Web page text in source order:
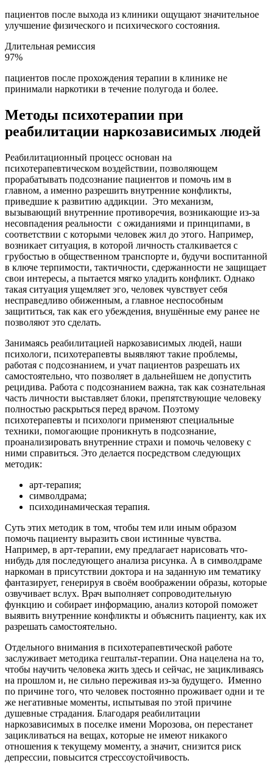
пациентов после выхода из клиники ощущают значительное
улучшение физического и психического состояния.
Длительная ремиссия
97%
пациентов после прохождения терапии в клинике не
принимали наркотики в течение полугода и более.
Методы психотерапии при
реабилитации наркозависимых людей
Реабилитационный процесс основан на
психотерапевтическом воздействии, позволяющем
прорабатывать подсознание пациентов и помочь им в
главном, а именно разрешить внутренние конфликты,
приведшие к развитию аддикции. Это механизм,
вызывающий внутренние противоречия, возникающие из-за
несовпадения реальности с ожиданиями и принципами, в
соответствии с которыми человек жил до этого. Например,
возникает ситуация, в которой личность сталкивается с
грубостью в общественном транспорте и, будучи воспитанной
в ключе терпимости, тактичности, сдержанности не защищает
свои интересы, а пытается мягко уладить конфликт. Однако
такая ситуация ущемляет эго, человек чувствует себя
несправедливо обиженным, а главное неспособным
защититься, так как его убеждения, внушённые ему ранее не
позволяют это сделать.
Занимаясь реабилитацией наркозависимых людей, наши
психологи, психотерапевты выявляют такие проблемы,
работая с подсознанием, и учат пациентов разрешать их
самостоятельно, что позволяет в дальнейшем не допустить
рецидива. Работа с подсознанием важна, так как сознательная
часть личности выставляет блоки, препятствующие человеку
полностью раскрыться перед врачом. Поэтому
психотерапевты и психологи применяют специальные
техники, помогающие проникнуть в подсознание,
проанализировать внутренние страхи и помочь человеку с
ними справиться. Это делается посредством следующих
методик:
арт-терапия;
символдрама;
психодинамическая терапия.
Суть этих методик в том, чтобы тем или иным образом
помочь пациенту выразить свои истинные чувства.
Например, в арт-терапии, ему предлагает нарисовать что-
нибудь для последующего анализа рисунка. А в символдраме
наркоман в присутствии доктора и на заданную им тематику
фантазирует, генерируя в своём воображении образы, которые
озвучивает вслух. Врач выполняет сопроводительную
функцию и собирает информацию, анализ которой поможет
выявить внутренние конфликты и объяснить пациенту, как их
разрешать самостоятельно.
Отдельного внимания в психотерапевтической работе
заслуживает методика гештальт-терапии. Она нацелена на то,
чтобы научить человека жить здесь и сейчас, не зацикливаясь
на прошлом и, не сильно переживая из-за будущего. Именно
по причине того, что человек постоянно проживает одни и те
же негативные моменты, испытывая по этой причине
душевные страдания. Благодаря реабилитации
наркозависимых в поселке имени Морозова, он перестанет
зацикливаться на вещах, которые не имеют никакого
отношения к текущему моменту, а значит, снизится риск
депрессии, повысится стрессоустойчивость.